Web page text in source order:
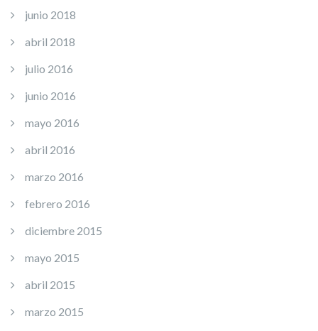
junio 2018
abril 2018
julio 2016
junio 2016
mayo 2016
abril 2016
marzo 2016
febrero 2016
diciembre 2015
mayo 2015
abril 2015
marzo 2015